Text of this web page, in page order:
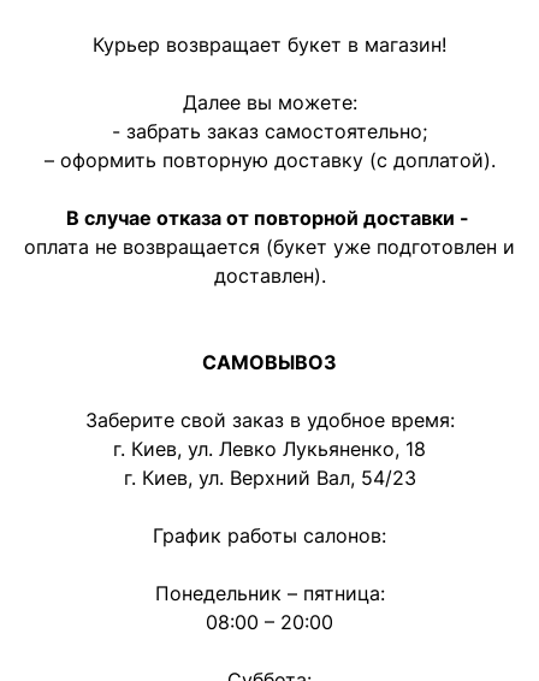
Курьер возвращает букет в магазин!
Далее вы можете:
- забрать заказ самостоятельно;
– оформить повторную доставку (с доплатой).
В случае отказа от повторной доставки -
оплата не возвращается (букет уже подготовлен и
доставлен).
САМОВЫВОЗ
Заберите свой заказ в удобное время:
г. Киев, ул. Левко Лукьяненко, 18
г. Киев, ул. Верхний Вал, 54/23
График работы салонов:
Понедельник – пятница:
08:00 – 20:00